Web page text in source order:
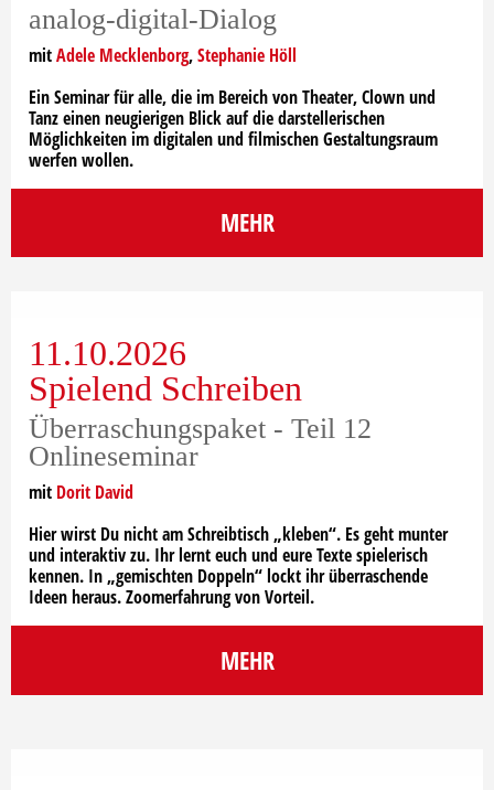
analog-digital-Dialog
mitAdele Mecklenborg,Stephanie Höll
Ein Seminar für alle, die im Bereich von Theater, Clown und
Tanz einen neugierigen Blick auf die darstellerischen
Möglichkeiten im digitalen und filmischen Gestaltungsraum
werfen wollen.
MEHR
11.10.2026
Spielend Schreiben
Überraschungspaket - Teil 12
Onlineseminar
mit Dorit David
Hier wirst Du nicht am Schreibtisch „kleben“. Es geht munter
und interaktiv zu. Ihr lernt euch und eure Texte spielerisch
kennen. In „gemischten Doppeln“ lockt ihr überraschende
Ideen heraus. Zoomerfahrung von Vorteil.
MEHR